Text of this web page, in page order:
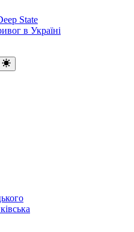
State
в Україні